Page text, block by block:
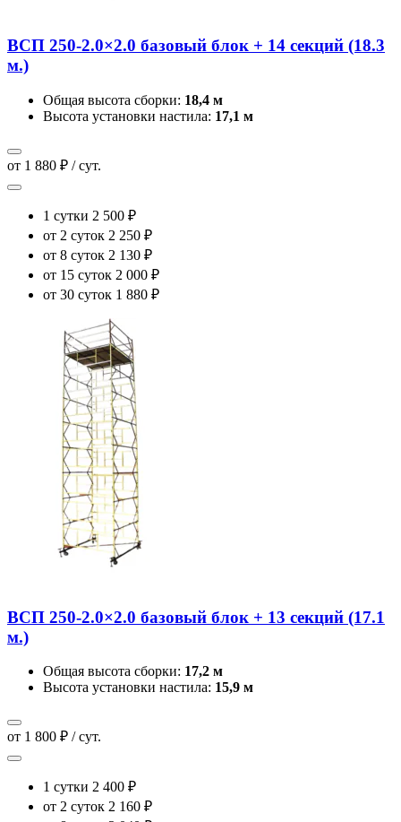
ВСП 250-2.0×2.0 базовый блок + 14 секций (18.3
м.)
Общая высота сборки: 18,4 м
Высота установки настила: 17,1 м
от 1 880 ₽ / сут.
1 сутки 2 500 ₽
от 2 суток 2 250 ₽
от 8 суток 2 130 ₽
от 15 суток 2 000 ₽
от 30 суток 1 880 ₽
ВСП 250-2.0×2.0 базовый блок + 13 секций (17.1
м.)
Общая высота сборки: 17,2 м
Высота установки настила: 15,9 м
от 1 800 ₽ / сут.
1 сутки 2 400 ₽
от 2 суток 2 160 ₽